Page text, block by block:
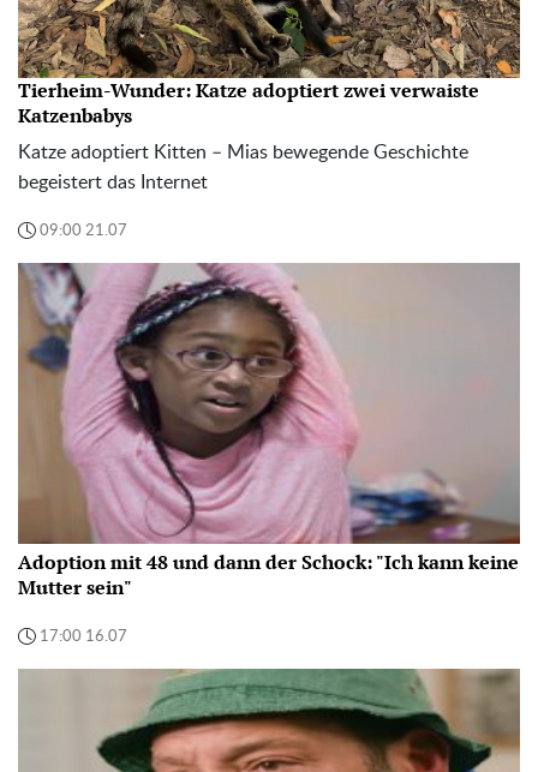
Tierheim-Wunder: Katze adoptiert zwei verwaiste
Katzenbabys
Katze adoptiert Kitten – Mias bewegende Geschichte
begeistert das Internet
09:00 21.07
Adoption mit 48 und dann der Schock: "Ich kann keine
Mutter sein"
17:00 16.07